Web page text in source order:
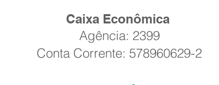
Caixa Econômica
Agência: 2399
Conta Corrente: 578960629-2